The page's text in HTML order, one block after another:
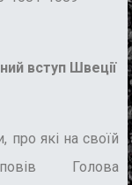
вступ Швеції
які на своїй
Голова